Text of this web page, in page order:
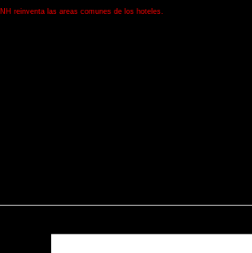
NH reinventa las areas comunes de los hoteles.